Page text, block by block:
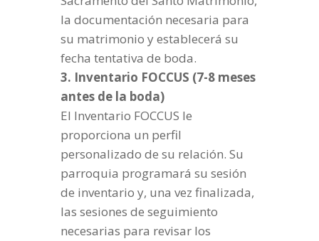
la documentación necesaria para
su matrimonio y establecerá su
fecha tentativa de boda.
3. Inventario FOCCUS (7-8 meses
antes de la boda)
El Inventario FOCCUS le
proporciona un perfil
personalizado de su relación. Su
parroquia programará su sesión
de inventario y, una vez finalizada,
las sesiones de seguimiento
necesarias para revisar los